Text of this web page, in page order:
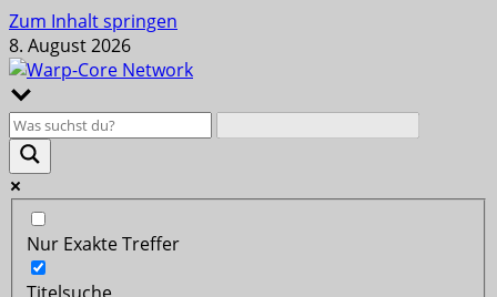
Zum Inhalt springen
8. August 2026
Nur Exakte Treffer
Titelsuche